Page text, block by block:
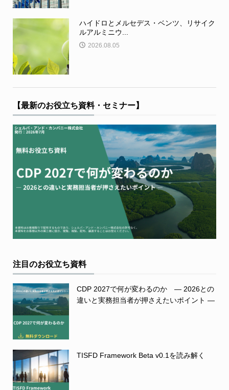
ハイドロとメルセデス・ベンツ、リサイク
ルアルミニウ...
2026.08.05
【最新のお役立ち資料・セミナー】
注目のお役立ち資料
CDP 2027で何が変わるのか ― 2026との
違いと実務担当者が押さえたいポイント ―
TISFD Framework Beta v0.1を読み解く